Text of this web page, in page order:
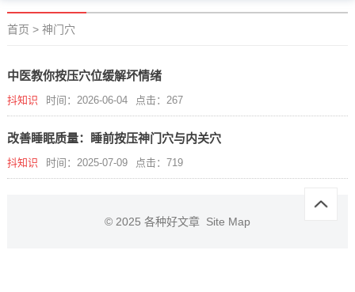
首页 > 神门穴
中医教你按压穴位缓解坏情绪
抖知识 时间：2026-06-04 点击：267
改善睡眠质量：睡前按压神门穴与内关穴
抖知识 时间：2025-07-09 点击：719
© 2025 各种好文章 Site Map